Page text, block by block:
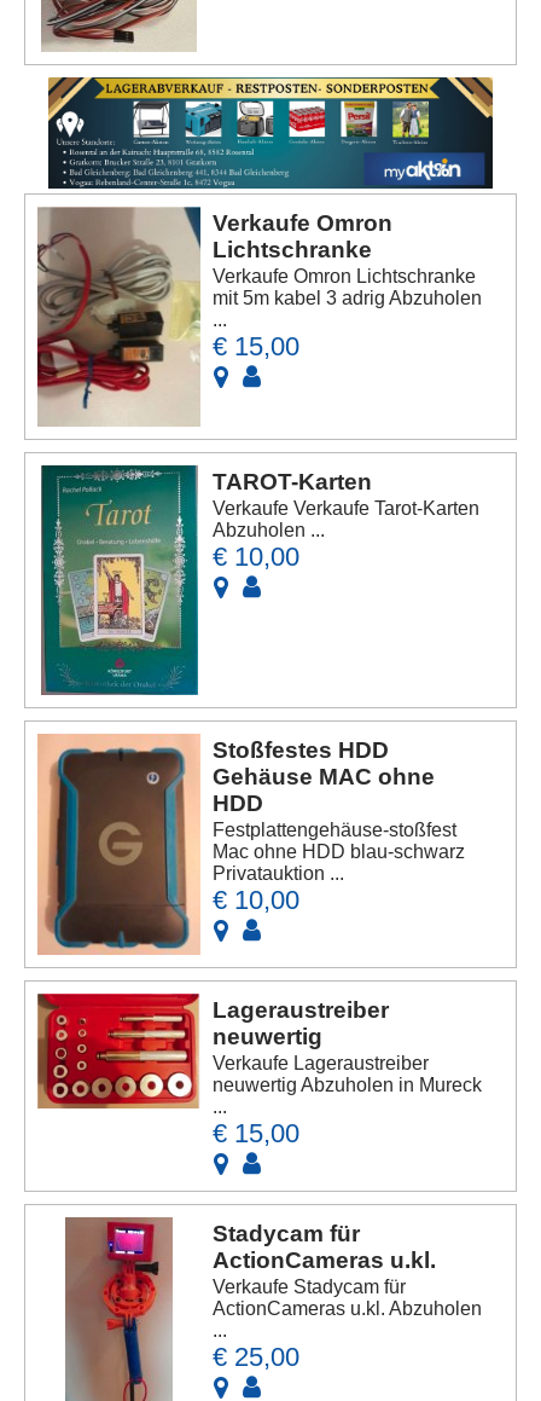
Verkaufe Omron
Lichtschranke
Verkaufe Omron Lichtschranke
mit 5m kabel 3 adrig Abzuholen
...
€ 15,00
TAROT-Karten
Verkaufe Verkaufe Tarot-Karten
Abzuholen ...
€ 10,00
Stoßfestes HDD
Gehäuse MAC ohne
HDD
Festplattengehäuse-stoßfest
Mac ohne HDD blau-schwarz
Privatauktion ...
€ 10,00
Lageraustreiber
neuwertig
Verkaufe Lageraustreiber
neuwertig Abzuholen in Mureck
...
€ 15,00
Stadycam für
ActionCameras u.kl.
Verkaufe Stadycam für
ActionCameras u.kl. Abzuholen
...
€ 25,00